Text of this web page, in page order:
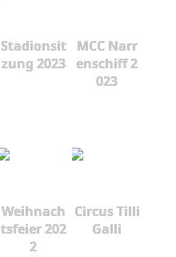
Stadionsit
zung 2023
MCC Narr
enschiff 2
023
Weihnach
tsfeier 202
2
Circus Tilli
Galli